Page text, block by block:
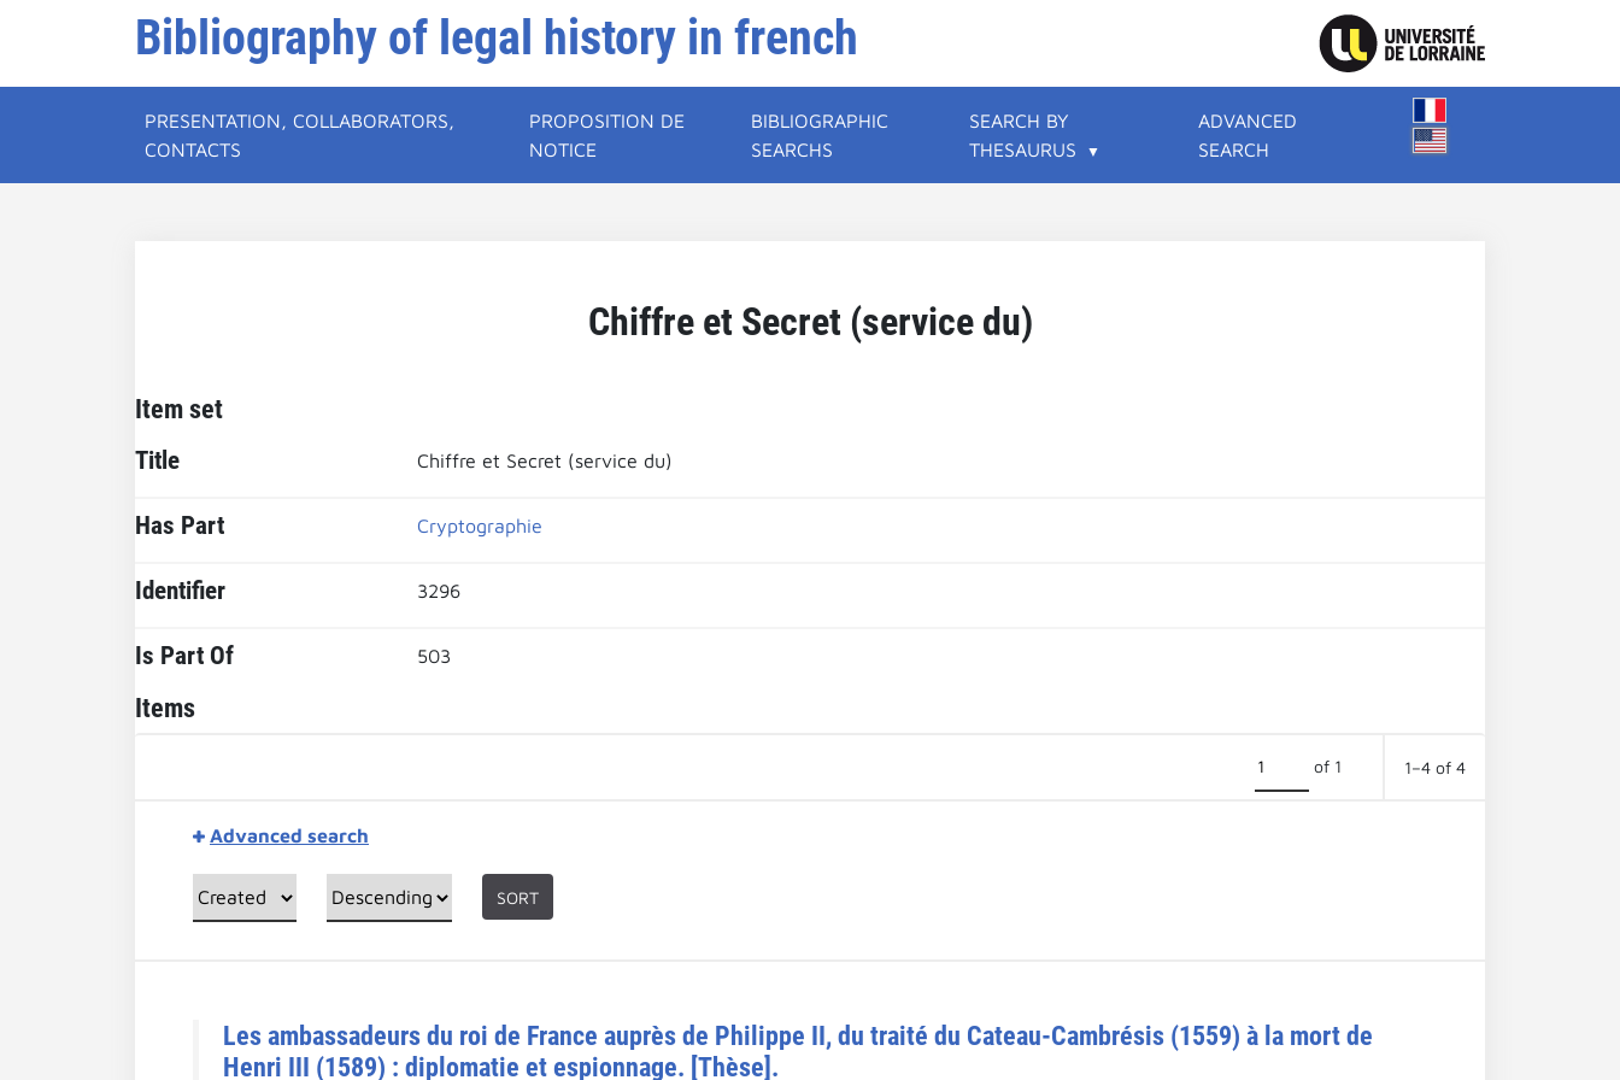
Bibliography of legal history in french
PRESENTATION, COLLABORATORS,
CONTACTS
PROPOSITION DE
NOTICE
BIBLIOGRAPHIC
SEARCHS
SEARCH BY
THESAURUS
ADVANCED
SEARCH
Chiffre et Secret (service du)
Item set
Title Chiffre et Secret (service du)
Has Part Cryptographie
Identifier 3296
Is Part Of 503
Items
of 1 1–4 of 4
Advanced search
SORT
Les ambassadeurs du roi de France auprès de Philippe II, du traité du Cateau-Cambrésis (1559) à la mort de
Henri III (1589) : diplomatie et espionnage. [Thèse].